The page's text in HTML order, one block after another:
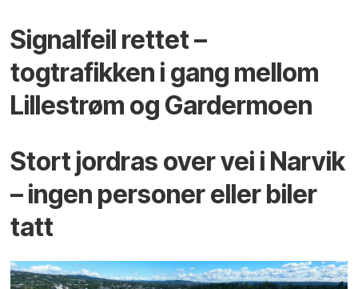
Signalfeil rettet –
togtrafikken i gang mellom
Lillestrøm og Gardermoen
Stort jordras over vei i Narvik
– ingen personer eller biler
tatt